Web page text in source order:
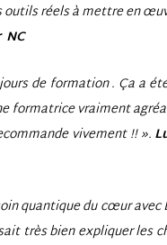
réels à mettre en
NC
de formation . Ça a
formatrice vraiment
vivement !!».
quantique du cœur avec
très bien expliquer les